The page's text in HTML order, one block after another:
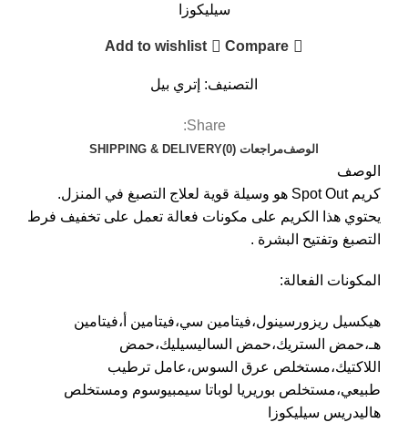
سيليكوزا
Compare
Add to wishlist
التصنيف: إتري بيل
Share:
الوصفمراجعات (0) SHIPPING & DELIVERY
الوصف
كريم Spot Out هو وسيلة قوية لعلاج التصبغ في المنزل.
يحتوي هذا الكريم على مكونات فعالة تعمل على تخفيف فرط
التصبغ وتفتيح البشرة .
المكونات الفعالة:
هيكسيل ريزورسينول،فيتامين سي،فيتامين أ،فيتامين
هـ،حمض الستريك،حمض الساليسيليك،حمض
اللاكتيك،مستخلص عرق السوس،عامل ترطيب
طبيعي،مستخلص بوريريا لوباتا سيمبيوسوم ومستخلص
هاليدريس سيليكوزا